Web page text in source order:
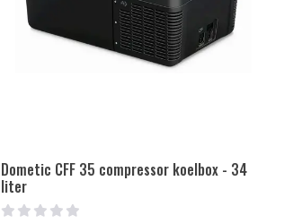
Dometic CFF 35 compressor koelbox - 34
liter